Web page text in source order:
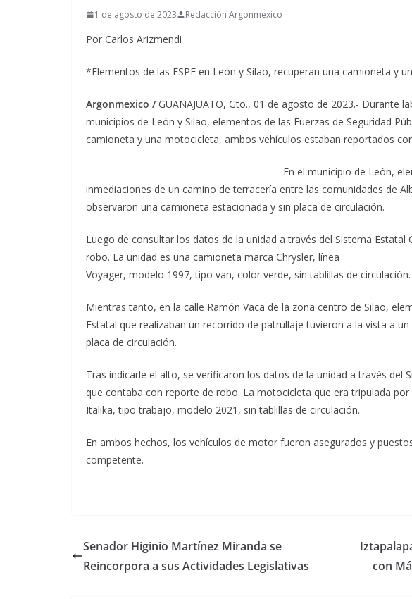
1 de agosto de 2023 Redacción Argonmexico
Por Carlos Arizmendi
*Elementos de las FSPE en León y Silao, recuperan una camioneta y
Argonmexico /GUANAJUATO, Gto., 01 de agosto de 2023.- Durante
municipios de León y Silao, elementos de las Fuerzas de Seguridad
camioneta y una motocicleta, ambos vehículos estaban reportados
En el municipio de León,
inmediaciones de un camino de terracería entre las comunidades de
observaron una camioneta estacionada y sin placa de circulación.
Luego de consultar los datos de la unidad a través del Sistema
robo. La unidad es una camioneta marca Chrysler, línea
Voyager, modelo 1997, tipo van, color verde, sin tablillas de circulación.
Mientras tanto, en la calle Ramón Vaca de la zona centro de Silao,
Estatal que realizaban un recorrido de patrullaje tuvieron a la vista a
placa de circulación.
Tras indicarle el alto, se verificaron los datos de la unidad a través del
que contaba con reporte de robo. La motocicleta que era tripulada por
Italika, tipo trabajo, modelo 2021, sin tablillas de circulación.
En ambos hechos, los vehículos de motor fueron asegurados y
competente.
Senador Higinio Martínez Miranda se
Reincorpora a sus Actividades Legislativas
con